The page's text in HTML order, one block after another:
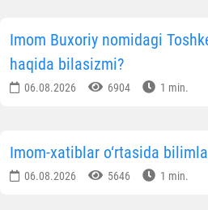
Imom Buxoriy nomidagi
haqida bilasizmi?
06.08.2026 6904 1 min.
Imom-xatiblar o‘rtasida
06.08.2026 5646 1 min.